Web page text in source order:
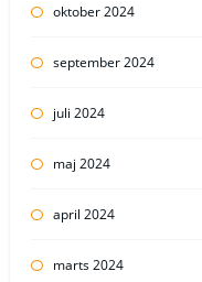
oktober 2024
september 2024
juli 2024
maj 2024
april 2024
marts 2024